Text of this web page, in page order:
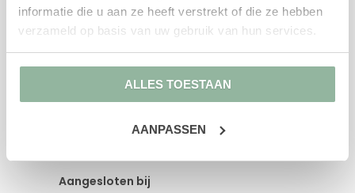
informatie die u aan ze heeft verstrekt of die ze hebben
verzameld op basis van uw gebruik van hun services.
ALLES TOESTAAN
AANPASSEN
Loopbaananalyse
AD onderzoek en advies
AD onderzoek
Kenniscentrum
Aangesloten bij